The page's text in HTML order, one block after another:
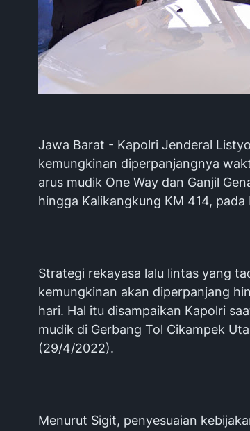
Jawa Barat - Kapolri Jenderal
kemungkinan diperpanjangnya
arus mudik One Way dan Ganjil
hingga Kalikangkung KM 414, pada
Strategi rekayasa lalu lintas yang
kemungkinan akan diperpanjang
hari. Hal itu disampaikan Kapolri
mudik di Gerbang Tol Cikampek
(29/4/2022).
Menurut Sigit, penyesuaian